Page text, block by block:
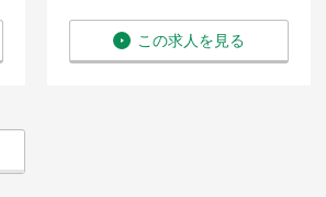
この求人を見る